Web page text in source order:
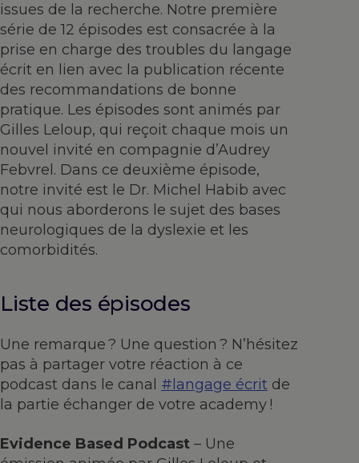
issues de la recherche. Notre première
série de 12 épisodes est consacrée à la
prise en charge des troubles du langage
écrit en lien avec la publication récente
des recommandations de bonne
pratique. Les épisodes sont animés par
Gilles Leloup, qui reçoit chaque mois un
nouvel invité en compagnie d’Audrey
Febvrel. Dans ce deuxième épisode,
notre invité est le Dr. Michel Habib avec
qui nous aborderons le sujet des bases
neurologiques de la dyslexie et les
comorbidités.
Liste des épisodes
Une remarque ? Une question ? N’hésitez
pas à partager votre réaction à ce
podcast dans le canal #langage écrit de
la partie échanger de votre academy !
Evidence Based Podcast – Une